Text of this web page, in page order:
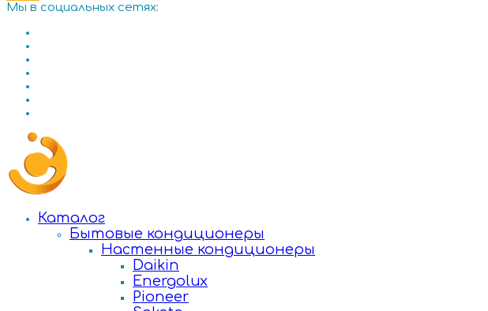
Мы в социальных сетях:
Каталог
Бытовые кондиционеры
Настенные кондиционеры
Daikin
Energolux
Pioneer